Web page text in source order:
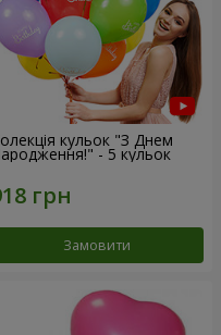
кульок "З Днем
- 5 кульок
Замовити